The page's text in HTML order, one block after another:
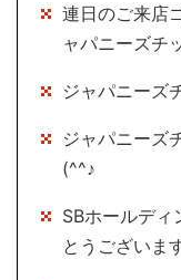
連日のご来店
ャパニーズチ
ジャパニーズ
ジャパニーズ
(^^♪
SBホールデ
とうござい